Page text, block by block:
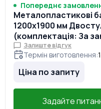
Попереднє
Металопластикові
1200x1900 мм
(комплектація: За
Залиште відгук
Термін виготовлення:
Ціна по запиту
Задайте